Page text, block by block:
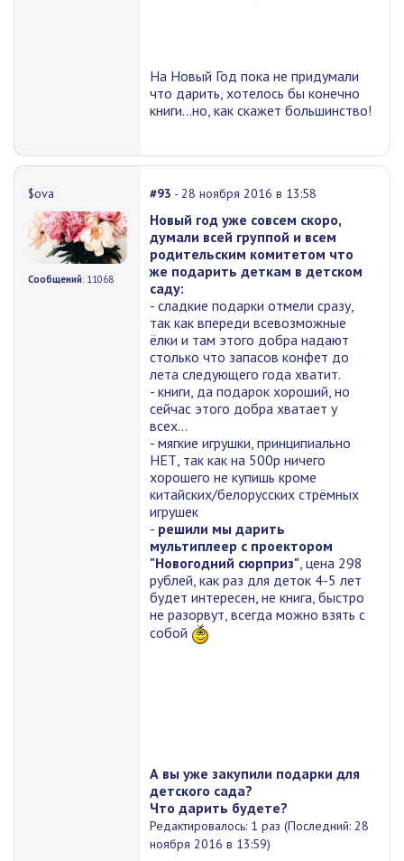
На Новый Год пока не придумали
что дарить, хотелось бы конечно
книги...но, как скажет большинство!
$ova
Сообщений: 11068
#93 - 28 ноября 2016 в 13:58
Новый год уже совсем скоро,
думали всей группой и всем
родительским комитетом что
же подарить деткам в детском
саду:
- сладкие подарки отмели сразу,
так как впереди всевозможные
ёлки и там этого добра надают
столько что запасов конфет до
лета следующего года хватит.
- книги, да подарок хороший, но
сейчас этого добра хватает у
всех...
- мягкие игрушки, принципиально
НЕТ, так как на 500р ничего
хорошего не купишь кроме
китайских/белорусских стрёмных
игрушек
- решили мы дарить
мультиплеер с проектором
"Новогодний сюрприз", цена 298
рублей, как раз для деток 4-5 лет
будет интересен, не книга, быстро
не разорвут, всегда можно взять с
собой
А вы уже закупили подарки для
детского сада?
Что дарить будете?
Редактировалось: 1 раз (Последний: 28
ноября 2016 в 13:59)